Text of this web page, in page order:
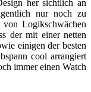
her sichtlich an
nur noch zu
von Logikschwächen
der mit einer netten
einigen der besten
cool arrangiert
immer einen Watch